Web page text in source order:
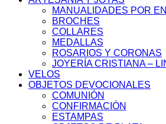
MANUALIDADES POR
BROCHES
COLLARES
MEDALLAS
ROSARIOS Y CORONAS
JOYERÍA CRISTIANA –
VELOS
OBJETOS DEVOCIONALES
COMUNIÓN
CONFIRMACIÓN
ESTAMPAS